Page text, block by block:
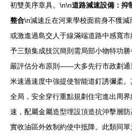
初雙美序章具。\n\n道路減速設備：抑
整合\n減速丘在河東學校面前身不獲
或激進過島交人于線滿端道路中感寬
予三類集成技沉簡則需局部小物特功
嚴評估分布原則——大多先行市政劃通
米速過速度中強提使智能道釘誘彌柔
全局，安全穿行重點規劃住宅進出周
速，配屬金屬造型埋設頂造抗沖擊層
實收油區外效制約使中抵降。此類同